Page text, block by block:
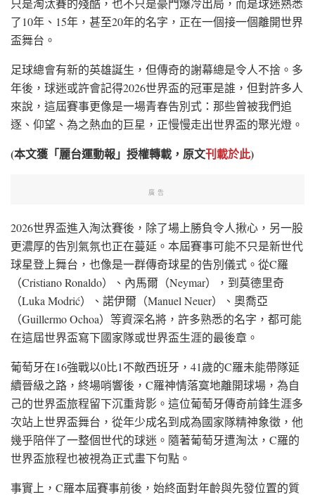
了10年、15年，甚至20年的名字，正在一個接一個離開世界
盃舞台。
足球總會有新的英雄誕生，但傳奇的謝幕總是令人不捨。多
年後，球迷或許會記得2026世界盃的冠軍是誰，但對許多人
來說，這屆賽事更像是一場青春告別式：那些曾被我們追
逐、仰望、為之熱血的巨星，正慢慢走出世界盃的聚光燈。
(本文獲「麗台運動報」授權轉載，原文刊載於此)
廣告
2026世界盃進入淘汰賽後，除了場上勝負令人揪心，另一股
更濃厚的告別氣氛也正在蔓延。本屆賽事可能不只是新世代
球星登上舞台，也像是一群傳奇球星的告別儀式。從C羅
（Cristiano Ronaldo）、內馬爾（Neymar），到莫德里奇
（Luka Modrić）、諾伊爾（Manuel Neuer）、奧喬亞
（Guillermo Ochoa）等資深名將，許多熟悉的名字，都可能
在這屆世界盃寫下國家隊或世界盃生涯的最後章。
葡萄牙在16強戰以0比1不敵西班牙，41歲的C羅未能帶隊延
續晉級之路，終場哨響後，C羅神情落寞地離開球場，為自
己的世界盃旅程留下沉重背影。這位葡萄牙傳奇前鋒生涯多
次站上世界盃舞台，從年少成名到成為國家隊精神象徵，他
幾乎陪伴了一整個世代的球迷。隨著葡萄牙遭淘汰，C羅的
世界盃旅程也被視為正式畫下句點。
事實上，C羅本屆賽事前後，始終面對年齡與先發位置的質